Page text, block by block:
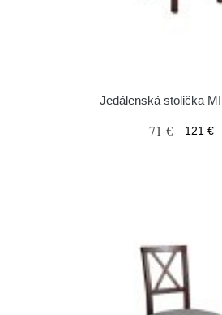
Jedálenská stolička
71 € 121 €